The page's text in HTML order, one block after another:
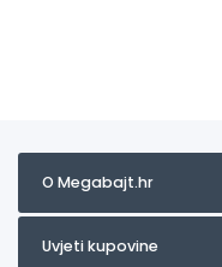
O Megabajt.hr
Uvjeti kupovine